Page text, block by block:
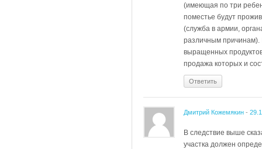
(имеющая по три
поместье будут
(служба в армии,
различным причинам).
выращенных
продажа которых и
Ответить
Дмитрий Кожемякин -
В следствие выше
участка должен